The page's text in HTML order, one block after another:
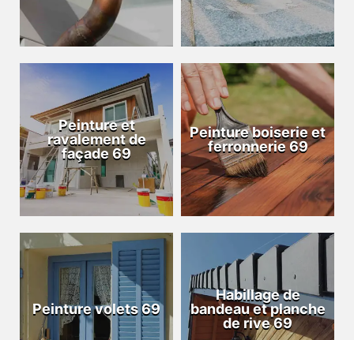
Peinture et
ravalement de
façade 69
Peinture boiserie et
ferronnerie 69
Peinture volets 69
Habillage de
bandeau et planche
de rive 69